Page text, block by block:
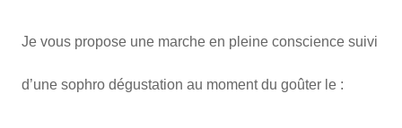
Je vous propose une marche en pleine conscience suivi
d’une sophro dégustation au moment du goûter le :